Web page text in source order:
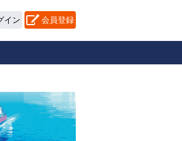
イン 会員登録